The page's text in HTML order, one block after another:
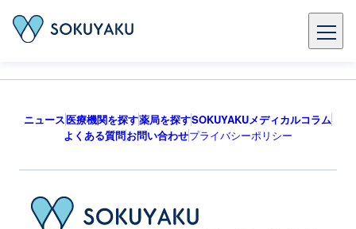
ニュース医療機関を探す薬局を探すSOKUYAKUメディカルコラム
よくある質問お問い合わせプライバシーポリシー